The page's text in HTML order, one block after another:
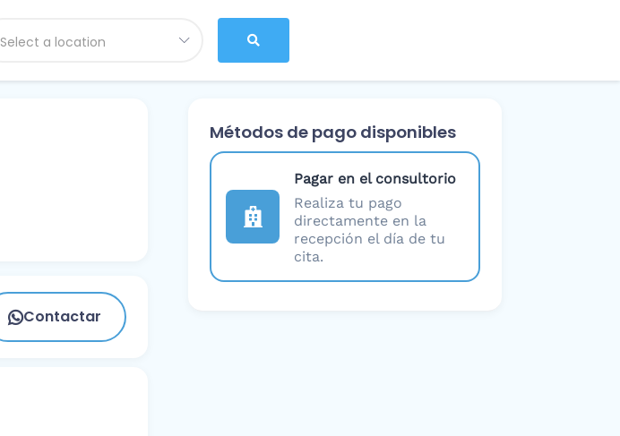
Select a location
Contactar
Métodos de pago disponibles
Pagar en el consultorio
Realiza tu pago
directamente en la
recepción el día de tu
cita.